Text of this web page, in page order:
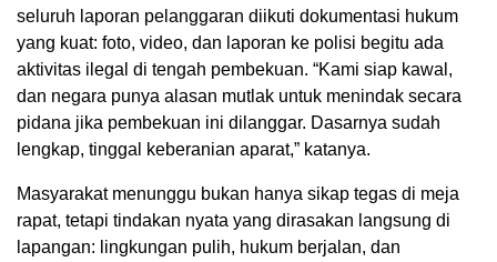
seluruh laporan pelanggaran diikuti dokumentasi hukum
yang kuat: foto, video, dan laporan ke polisi begitu ada
aktivitas ilegal di tengah pembekuan. “Kami siap kawal,
dan negara punya alasan mutlak untuk menindak secara
pidana jika pembekuan ini dilanggar. Dasarnya sudah
lengkap, tinggal keberanian aparat,” katanya.
Masyarakat menunggu bukan hanya sikap tegas di meja
rapat, tetapi tindakan nyata yang dirasakan langsung di
lapangan: lingkungan pulih, hukum berjalan, dan